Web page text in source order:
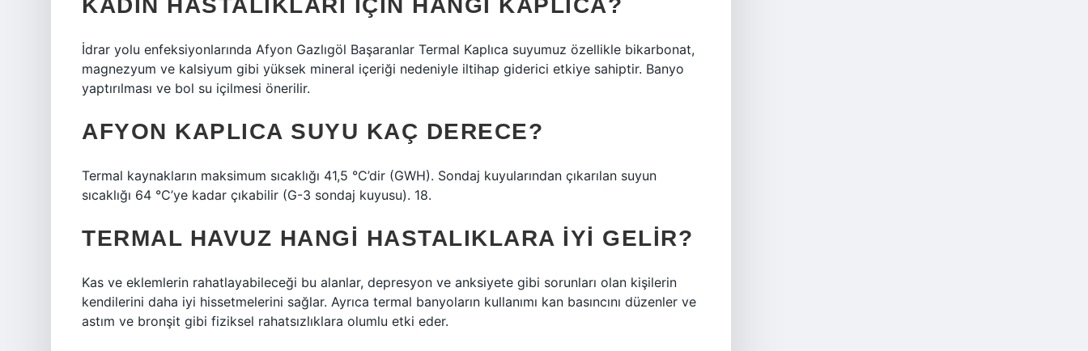
KADIN HASTALIKLARI IÇIN HANGI KAPLICA?
İdrar yolu enfeksiyonlarında Afyon Gazlıgöl Başaranlar Termal Kaplıca suyumuz özellikle bikarbonat,
magnezyum ve kalsiyum gibi yüksek mineral içeriği nedeniyle iltihap giderici etkiye sahiptir. Banyo
yaptırılması ve bol su içilmesi önerilir.
AFYON KAPLICA SUYU KAÇ DERECE?
Termal kaynakların maksimum sıcaklığı 41,5 °C’dir (GWH). Sondaj kuyularından çıkarılan suyun
sıcaklığı 64 °C’ye kadar çıkabilir (G-3 sondaj kuyusu). 18.
TERMAL HAVUZ HANGI HASTALIKLARA IYI GELIR?
Kas ve eklemlerin rahatlayabileceği bu alanlar, depresyon ve anksiyete gibi sorunları olan kişilerin
kendilerini daha iyi hissetmelerini sağlar. Ayrıca termal banyoların kullanımı kan basıncını düzenler ve
astım ve bronşit gibi fiziksel rahatsızlıklara olumlu etki eder.